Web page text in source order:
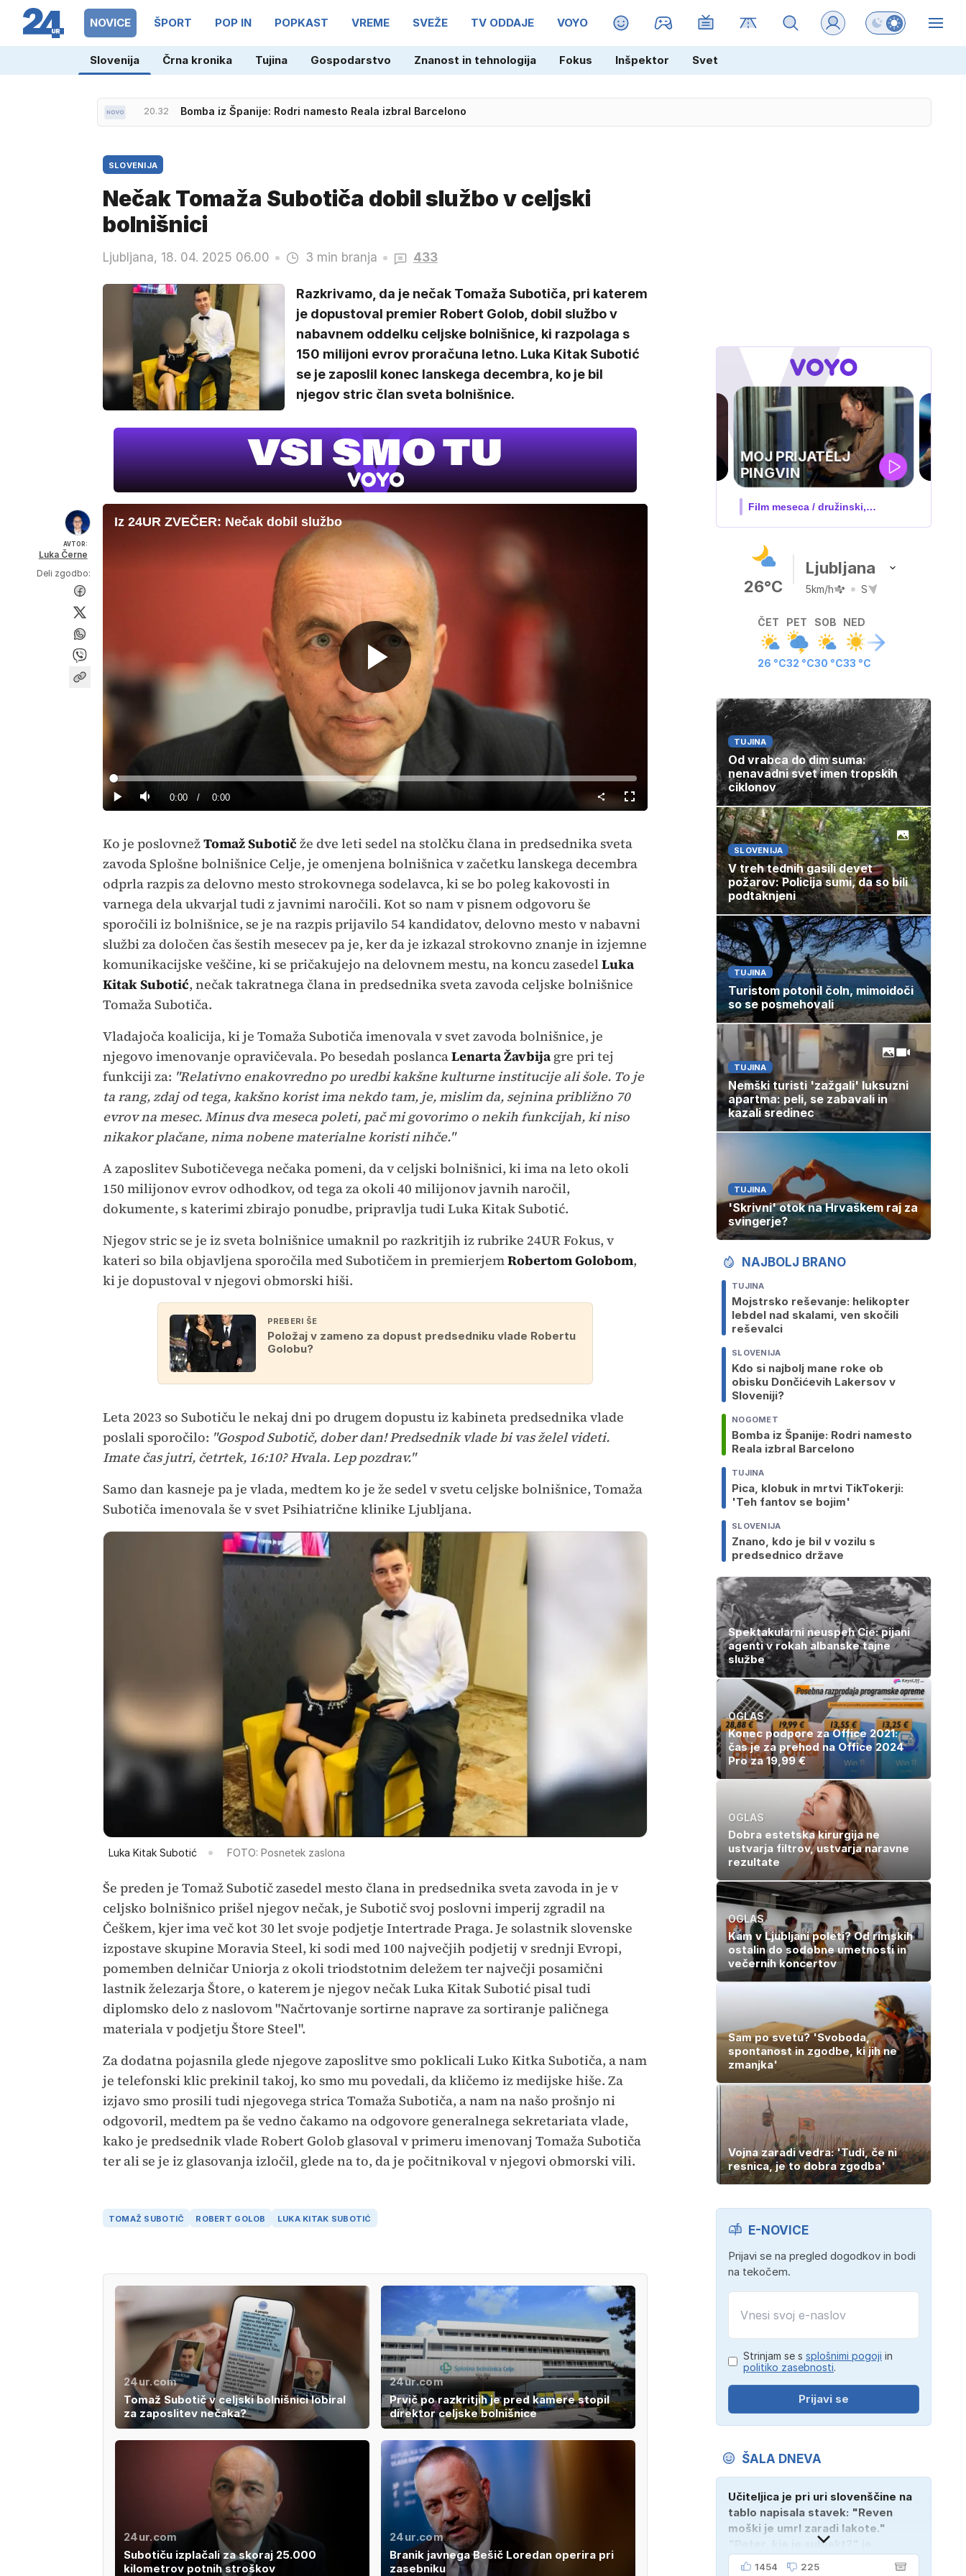
NOVICE ŠPORT POP IN POPKAST VREME SVEŽE TV ODDAJE VOYO MAGAZIN Preklopi barvni
Slovenija Črna kronika Tujina Gospodarstvo Znanost in tehnologija Fokus Inšpektor Svet
SLOVENIJA
Nečak Tomaža Subotiča dobil službo v celjski
bolnišnici
Ljubljana, 18. 04. 2025 06.00 3 min branja 433
Razkrivamo, da je nečak Tomaža Subotiča, pri katerem
je dopustoval premier Robert Golob, dobil službo v
nabavnem oddelku celjske bolnišnice, ki razpolaga s
150 milijoni evrov proračuna letno. Luka Kitak Subotić
se je zaposlil konec lanskega decembra, ko je bil
njegov stric član sveta bolnišnice.
AVTOR:
Luka Černe
Deli zgodbo:
Iz 24UR ZVEČER: Nečak dobil službo
Predvajaj
PredvajajTiho Current
0:00 / Duration
0:00
Loaded:
0%
Celozaslonski
način
Ko je poslovnežTomaž Subotič že dve leti sedel na stolčku člana in predsednika sveta
zavoda Splošne bolnišnice Celje, je omenjena bolnišnica v začetku lanskega decembra
odprla razpis za delovno mesto strokovnega sodelavca, ki se bo poleg kakovosti in
varnega dela ukvarjal tudi z javnimi naročili. Kot so nam v pisnem odgovoru še
sporočili iz bolnišnice, se je na razpis prijavilo 54 kandidatov, delovno mesto v nabavni
službi za določen čas šestih mesecev pa je, ker da je izkazal strokovno znanje in izjemne
komunikacijske veščine, ki se pričakujejo na delovnem mestu, na koncu zasedelLuka
Kitak Subotić, nečak takratnega člana in predsednika sveta zavoda celjske bolnišnice
Tomaža Subotiča.
Vladajoča koalicija, ki je Tomaža Subotiča imenovala v svet zavoda bolnišnice, je
njegovo imenovanje opravičevala. Po besedah poslancaLenarta Žavbijagre pri tej
funkciji za: "Relativno enakovredno po uredbi kakšne kulturne institucije ali šole. To je
ta rang, zdaj od tega, kakšno korist ima nekdo tam, je, mislim da, sejnina približno 70
evrov na mesec. Minus dva meseca poleti, pač mi govorimo o nekih funkcijah, ki niso
nikakor plačane, nima nobene materialne koristi nihče."
A zaposlitev Subotičevega nečaka pomeni, da v celjski bolnišnici, ki ima na leto okoli
150 milijonov evrov odhodkov, od tega za okoli 40 milijonov javnih naročil,
dokumente, s katerimi zbirajo ponudbe, pripravlja tudi Luka Kitak Subotić.
Njegov stric se je iz sveta bolnišnice umaknil po razkritjih iz rubrike 24UR Fokus, v
kateri so bila objavljena sporočila med Subotičem in premierjemRobertom Golobom,
ki je dopustoval v njegovi obmorski hiši.
PREBERI ŠE
Položaj v zameno za dopust predsedniku vlade Robertu
Golobu?
Leta 2023 so Subotiču le nekaj dni po drugem dopustu iz kabineta predsednika vlade
poslali sporočilo: "Gospod Subotič, dober dan! Predsednik vlade bi vas želel videti.
Imate čas jutri, četrtek, 16:10? Hvala. Lep pozdrav."
Samo dan kasneje pa je vlada, medtem ko je že sedel v svetu celjske bolnišnice, Tomaža
Subotiča imenovala še v svet Psihiatrične klinike Ljubljana.
Luka Kitak Subotić FOTO: Posnetek zaslona
Še preden je Tomaž Subotič zasedel mesto člana in predsednika sveta zavoda in je v
celjsko bolnišnico prišel njegov nečak, je Subotič svoj poslovni imperij zgradil na
Češkem, kjer ima več kot 30 let svoje podjetje Intertrade Praga. Je solastnik slovenske
izpostave skupine Moravia Steel, ki sodi med 100 največjih podjetij v srednji Evropi,
pomemben delničar Uniorja z okoli triodstotnim deležem ter največji posamični
lastnik železarja Štore, o katerem je njegov nečak Luka Kitak Subotić pisal tudi
diplomsko delo z naslovom "Načrtovanje sortirne naprave za sortiranje paličnega
materiala v podjetju Štore Steel".
Za dodatna pojasnila glede njegove zaposlitve smo poklicali Luko Kitka Subotiča, a nam
je telefonski klic prekinil takoj, ko smo mu povedali, da kličemo iz medijske hiše. Za
izjavo smo prosili tudi njegovega strica Tomaža Subotiča, a nam na našo prošnjo ni
odgovoril, medtem pa še vedno čakamo na odgovore generalnega sekretariata vlade,
kako je predsednik vlade Robert Golob glasoval v primeru imenovanj Tomaža Subotiča
ter ali se je iz glasovanja izločil, glede na to, da je počitnikoval v njegovi obmorski vili.
TOMAŽ SUBOTIČ ROBERT GOLOB LUKA KITAK SUBOTIĆ
24ur.com
Tomaž Subotič v celjski bolnišnici lobiral
za zaposlitev nečaka?
24ur.com
Prvič po razkritjih je pred kamere stopil
direktor celjske bolnišnice
24ur.com
Subotiču izplačali za skoraj 25.000
kilometrov potnih stroškov
24ur.com
Branik javnega Bešič Loredan operira pri
zasebniku
UEFA
SUPERPOKAL
V živo na VOYO: sreda ob 20.30
26°C
Ljubljana
5km/h S
ČET
26 °C
PET
32 °C
SOB
30 °C
NED
33 °C
TUJINA
Od vrabca do dim suma:
nenavadni svet imen tropskih
ciklonov
SLOVENIJA
V treh tednih gasili devet
požarov: Policija sumi, da so bili
podtaknjeni
TUJINA
Turistom potonil čoln, mimoidoči
so se posmehovali
TUJINA
Nemški turisti 'zažgali' luksuzni
apartma: peli, se zabavali in
kazali sredinec
TUJINA
'Skrivni' otok na Hrvaškem raj za
svingerje?
NAJBOLJ BRANO
TUJINA
Mojstrsko reševanje: helikopter
lebdel nad skalami, ven skočili
reševalci
SLOVENIJA
Kdo si najbolj mane roke ob
obisku Dončićevih Lakersov v
Sloveniji?
NOGOMET
Bomba iz Španije: Rodri namesto
Reala izbral Barcelono
TUJINA
Pica, klobuk in mrtvi TikTokerji:
'Teh fantov se bojim'
SLOVENIJA
Znano, kdo je bil v vozilu s
predsednico države
Spektakularni neuspeh Cie: pijani
agenti v rokah albanske tajne
službe
OGLAS
Konec podpore za Office 2021:
čas je za prehod na Office 2024
Pro za 19,99 €
OGLAS
Dobra estetska kirurgija ne
ustvarja filtrov, ustvarja naravne
rezultate
OGLAS
Kam v Ljubljani poleti? Od rimskih
ostalin do sodobne umetnosti in
večernih koncertov
Sam po svetu? 'Svoboda,
spontanost in zgodbe, ki jih ne
zmanjka'
Vojna zaradi vedra: 'Tudi, če ni
resnica, je to dobra zgodba'
E-NOVICE
Prijavi se na pregled dogodkov in bodi
na tekočem.
Strinjam se s splošnimi pogoji in
politiko zasebnosti.
Prijavi se
ŠALA DNEVA
Učiteljica je pri uri slovenščine na
tablo napisala stavek: "Reven
moški je umrl zaradi lakote."
"Peter, kje je subjekt?" je
vprašala. "Verjetno na
1454 225